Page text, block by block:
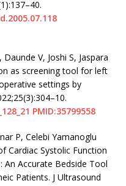
V, Joshi S, Jaspara
as screening tool for left
settings by
PMID:35799558
P, Celebi Yamanoglu
Cardiac Systolic Function
An Accurate Bedside Tool
Patients. J Ultrasound